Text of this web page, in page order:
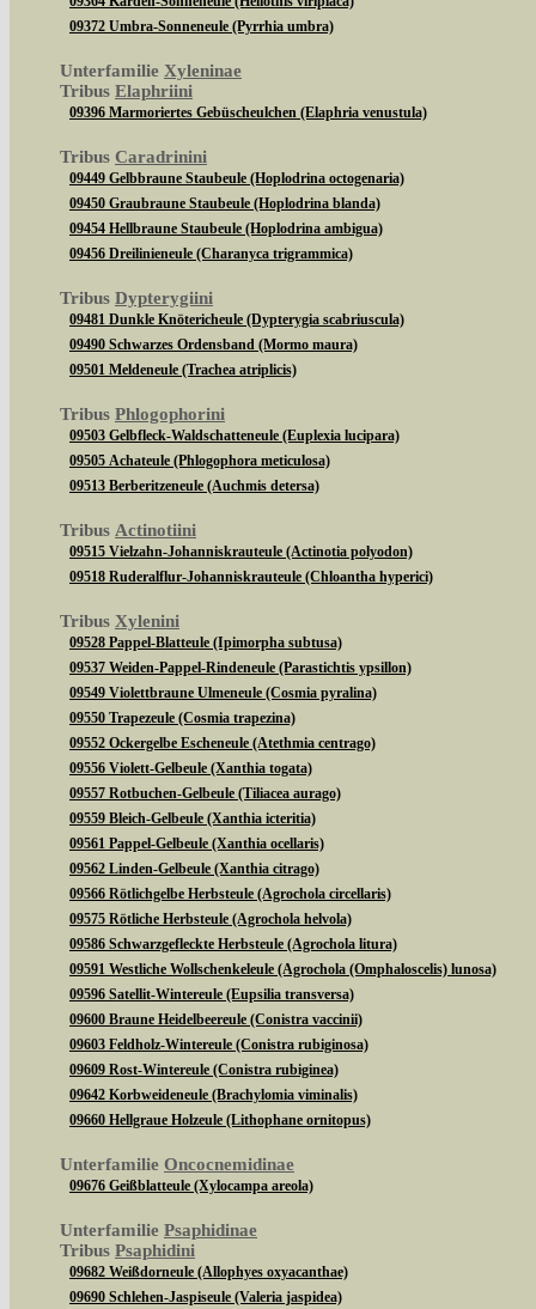
09372 Umbra-Sonneneule (Pyrrhia umbra)
Unterfamilie Xyleninae
Tribus Elaphriini
09396 Marmoriertes Gebüscheulchen (Elaphria venustula)
Tribus Caradrinini
09449 Gelbbraune Staubeule (Hoplodrina octogenaria)
09450 Graubraune Staubeule (Hoplodrina blanda)
09454 Hellbraune Staubeule (Hoplodrina ambigua)
09456 Dreilinieneule (Charanyca trigrammica)
Tribus Dypterygiini
09481 Dunkle Knötericheule (Dypterygia scabriuscula)
09490 Schwarzes Ordensband (Mormo maura)
09501 Meldeneule (Trachea atriplicis)
Tribus Phlogophorini
09503 Gelbfleck-Waldschatteneule (Euplexia lucipara)
09505 Achateule (Phlogophora meticulosa)
09513 Berberitzeneule (Auchmis detersa)
Tribus Actinotiini
09515 Vielzahn-Johanniskrauteule (Actinotia polyodon)
09518 Ruderalflur-Johanniskrauteule (Chloantha hyperici)
Tribus Xylenini
09528 Pappel-Blatteule (Ipimorpha subtusa)
09537 Weiden-Pappel-Rindeneule (Parastichtis ypsillon)
09549 Violettbraune Ulmeneule (Cosmia pyralina)
09550 Trapezeule (Cosmia trapezina)
09552 Ockergelbe Escheneule (Atethmia centrago)
09556 Violett-Gelbeule (Xanthia togata)
09557 Rotbuchen-Gelbeule (Tiliacea aurago)
09559 Bleich-Gelbeule (Xanthia icteritia)
09561 Pappel-Gelbeule (Xanthia ocellaris)
09562 Linden-Gelbeule (Xanthia citrago)
09566 Rötlichgelbe Herbsteule (Agrochola circellaris)
09575 Rötliche Herbsteule (Agrochola helvola)
09586 Schwarzgefleckte Herbsteule (Agrochola litura)
09591 Westliche Wollschenkeleule (Agrochola (Omphaloscelis) lunosa)
09596 Satellit-Wintereule (Eupsilia transversa)
09600 Braune Heidelbeereule (Conistra vaccinii)
09603 Feldholz-Wintereule (Conistra rubiginosa)
09609 Rost-Wintereule (Conistra rubiginea)
09642 Korbweideneule (Brachylomia viminalis)
09660 Hellgraue Holzeule (Lithophane ornitopus)
Unterfamilie Oncocnemidinae
09676 Geißblatteule (Xylocampa areola)
Unterfamilie Psaphidinae
Tribus Psaphidini
09682 Weißdorneule (Allophyes oxyacanthae)
09690 Schlehen-Jaspiseule (Valeria jaspidea)